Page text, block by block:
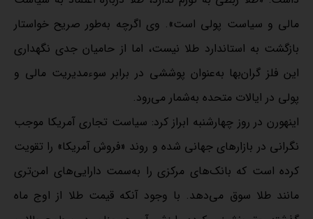
مالی و سیاست پولی است». وی اگرچه به‌طور صریح خواستار
بازگشت به استاندارد طلا نیست، اما از حامیان جدی نگهداری
این فلز گران‌بها به‌عنوان پوششی در برابر سوءمدیریت مالی و
پولی در ایالات متحده به‌شمار می‌رود.
اینهورن در روز چهارشنبه ابراز کرد: سیاست تجاری آمریکا موجب
نگرانی در بازارهای جهانی شده و روند «فروش آمریکا» را تقویت
کرده است که بانک‌های مرکزی را به‌سمت دارایی‌های امن‌تری
مانند طلا سوق می‌دهد. با وجود آنکه قیمت طلا از اوج ماه